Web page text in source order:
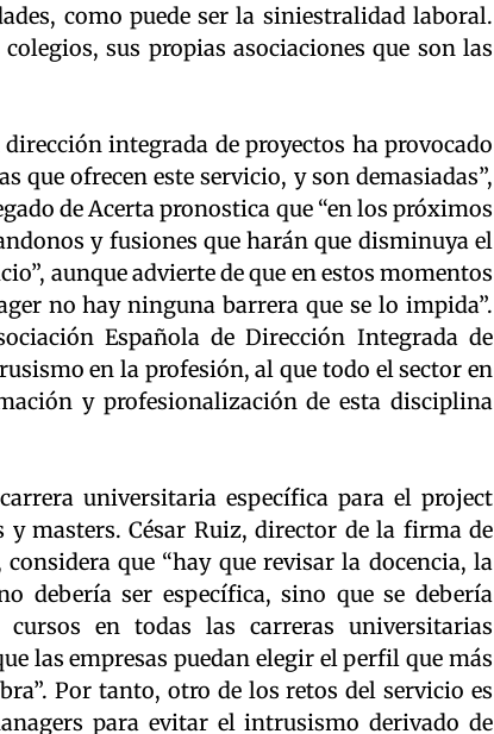
como puede ser la siniestralidad laboral.
sus propias asociaciones que son las
integrada de proyectos ha provocado
que ofrecen este servicio, y son demasiadas”,
de Acerta pronostica que “en los próximos
y fusiones que harán que disminuya el
aunque advierte de que en estos momentos
no hay ninguna barrera que se lo impida”.
Española de Dirección Integrada de
en la profesión, al que todo el sector en
y profesionalización de esta disciplina
universitaria específica para el project
y masters. César Ruiz, director de la firma de
que “hay que revisar la docencia, la
debería ser específica, sino que se debería
en todas las carreras universitarias
las empresas puedan elegir el perfil que más
Por tanto, otro de los retos del servicio es
para evitar el intrusismo derivado de